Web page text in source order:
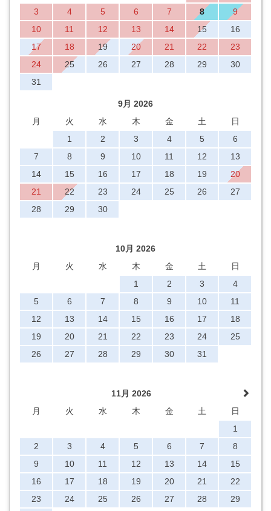
3 4 5 6 7 8
9
10
11 12 13 14 15
16
17
18 19 20 21 22
23
24
25 26 27 28 29
30
31
9月 2026
月
火 水 木 金 土
日
1
2 3 4 5
6
7
8 9 10 11 12
13
14
15 16 17 18 19
20
21
22 23 24 25 26
27
28
29 30
10月 2026
月
火 水 木 金 土
日
1
2 3
4
5
6 7 8 9 10
11
12
13 14 15 16 17
18
19
20 21 22 23 24
25
26
27 28 29 30 31
11月 2026
月
火 水 木 金 土
日
1
2
3 4 5 6 7
8
9
10 11 12 13 14
15
16
17 18 19 20 21
22
23
24 25 26 27 28
29